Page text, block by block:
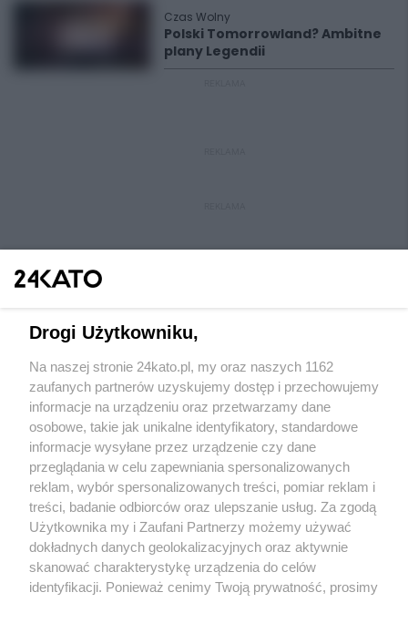
Czas Wolny
Polski Tomorrowland? Ambitne
plany Legendii
Wydawca mediów lokalnych
Nie zapomnij
zapoznać się z:
polityką prywatności regulamin korzystania z portali
Twojemiasto
Piekary Śląskie
Chorzów
Tarnowskie Góry
Skontakuj sięz nami
Kontakt
Wydawca
Redakcja
Drogi Użytkowniku,
Na naszej stronie 24kato.pl, my oraz naszych 1162
zaufanych partnerów uzyskujemy dostęp i przechowujemy
informacje na urządzeniu oraz przetwarzamy dane
osobowe, takie jak unikalne identyfikatory, standardowe
informacje wysyłane przez urządzenie czy dane
przeglądania w celu zapewniania spersonalizowanych
reklam, wybór spersonalizowanych treści, pomiar reklam i
treści, badanie odbiorców oraz ulepszanie usług. Za zgodą
Użytkownika my i Zaufani Partnerzy możemy używać
dokładnych danych geolokalizacyjnych oraz aktywnie
skanować charakterystykę urządzenia do celów
identyfikacji. Ponieważ cenimy Twoją prywatność, prosimy